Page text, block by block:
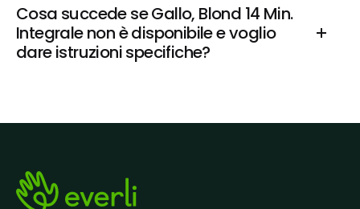
Cosa succede se Gallo, Blond 14 Min.
Integrale non è disponibile e voglio
dare istruzioni specifiche?